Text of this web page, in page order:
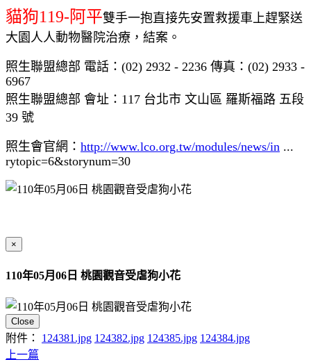
貓狗119-阿平雙手一抱直接先安置救援車上趕緊送
大園人人動物醫院治療，結案。
照生聯盟總部 電話：(02) 2932 - 2236 傳真：(02) 2933 -
6967
照生聯盟總部 會址：117 台北市 文山區 羅斯福路 五段
39 號
照生會官網： http://www.lco.org.tw/modules/news/in ...
rytopic=6&storynum=30
×
110年05月06日 桃園觀音受虐狗小花
Close
附件： 124381.jpg 124382.jpg 124385.jpg 124384.jpg
上一篇